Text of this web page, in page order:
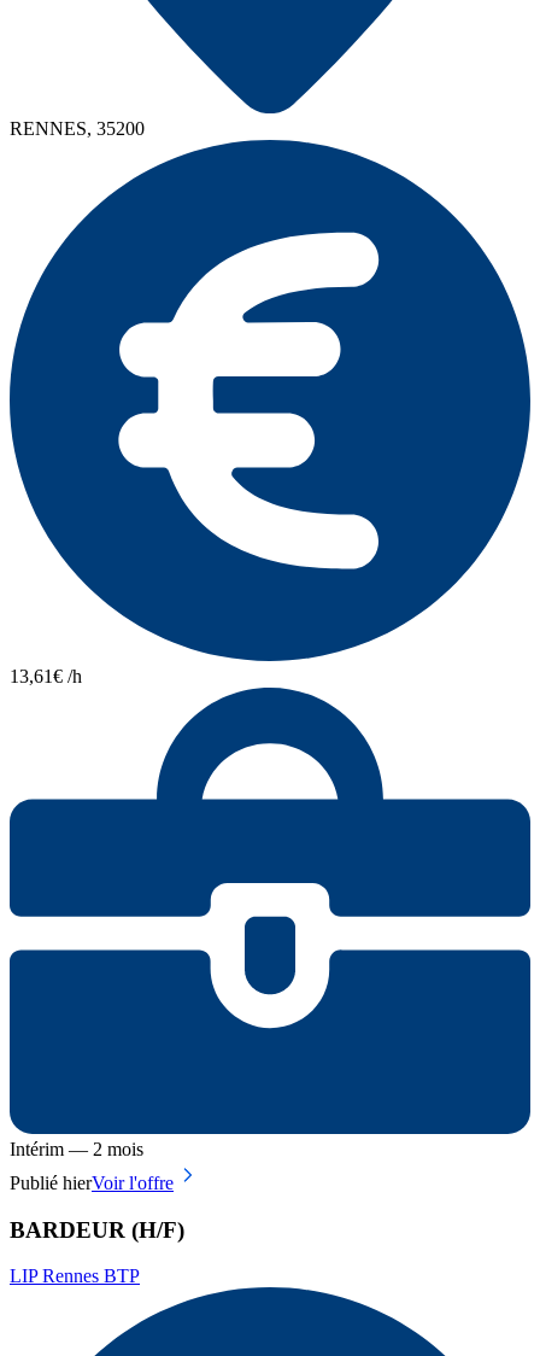
RENNES, 35200
13,61€ /h
Intérim — 2 mois
Publié hierVoir l'offre
BARDEUR (H/F)
LIP Rennes BTP